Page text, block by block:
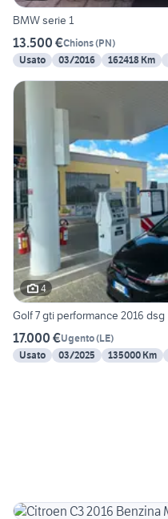
BMW serie 1
13.500 €Chions(PN)
Usato
03/2016 162418 Km
4
Golf 7 gti performance 2016 dsg
17.000 €Ugento(LE)
Usato
03/2025 135000 Km